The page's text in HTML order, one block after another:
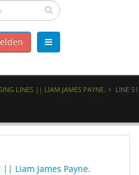
LINES || LIAM JAMES PAYNE. LINE
Liam James Payne.